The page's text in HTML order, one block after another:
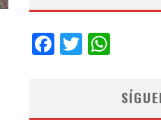
Facebook
Twitter